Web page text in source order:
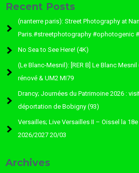
Recent Posts
(nanterre paris): Street Photography at
Paris.#streetphotography #ophotogenic
No Sea to See Here! (4K)
(Le Blanc-Mesnil): [RER B] Le Blanc
rénové & UM2 MI79
Drancy; Journées du Patrimoine 2026 :
déportation de Bobigny (93)
Versailles; Live Versailles II – Oissel la
2026/2027 20/03
Archives